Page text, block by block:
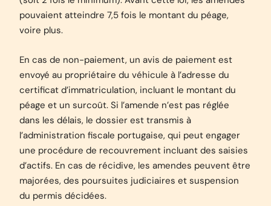
pouvaient atteindre 7,5 fois le montant du péage,
voire plus.
En cas de non-paiement, un avis de paiement est
envoyé au propriétaire du véhicule à l’adresse du
certificat d’immatriculation, incluant le montant du
péage et un surcoût. Si l’amende n’est pas réglée
dans les délais, le dossier est transmis à
l’administration fiscale portugaise, qui peut engager
une procédure de recouvrement incluant des saisies
d’actifs. En cas de récidive, les amendes peuvent être
majorées, des poursuites judiciaires et suspension
du permis décidées.